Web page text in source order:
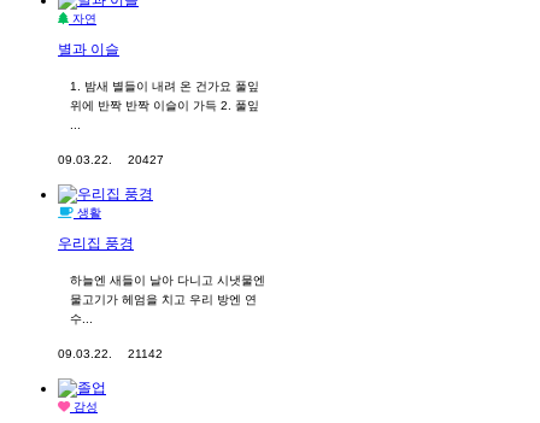
자연
별과 이슬
1. 밤새 별들이 내려 온 건가요 풀잎
위에 반짝 반짝 이슬이 가득 2. 풀잎
09.03.22. 20427
생활
우리집 풍경
하늘엔 새들이 날아 다니고 시냇물엔
물고기가 헤엄을 치고 우리 방엔 연
수...
09.03.22. 21142
감성